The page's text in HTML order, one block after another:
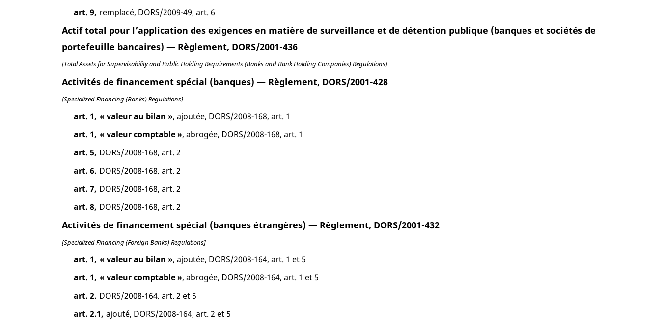
art. 9, remplacé, DORS/2009-49, art. 6
Actif total pour l’application des exigences en matière de surveillance et de détention publique (banques et sociétés de
portefeuille bancaires) — Règlement, DORS/2001-436
[Total Assets for Supervisability and Public Holding Requirements (Banks and Bank Holding Companies) Regulations]
Activités de financement spécial (banques) — Règlement, DORS/2001-428
[Specialized Financing (Banks) Regulations]
art. 1, « valeur au bilan » , ajoutée, DORS/2008-168, art. 1
art. 1, « valeur comptable » , abrogée, DORS/2008-168, art. 1
art. 5, DORS/2008-168, art. 2
art. 6, DORS/2008-168, art. 2
art. 7, DORS/2008-168, art. 2
art. 8, DORS/2008-168, art. 2
Activités de financement spécial (banques étrangères) — Règlement, DORS/2001-432
[Specialized Financing (Foreign Banks) Regulations]
art. 1, « valeur au bilan » , ajoutée, DORS/2008-164, art. 1 et 5
art. 1, « valeur comptable » , abrogée, DORS/2008-164, art. 1 et 5
art. 2, DORS/2008-164, art. 2 et 5
art. 2.1, ajouté, DORS/2008-164, art. 2 et 5